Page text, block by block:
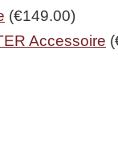
(€149.00)
Accessoire